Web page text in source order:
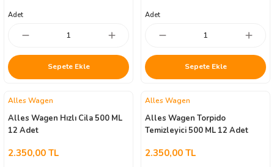
Adet
Sepete Ekle
Adet
Sepete Ekle
Alles Wagen
Alles Wagen Hızlı Cila 500 ML
12 Adet
2.350,00 TL
Alles Wagen
Alles Wagen Torpido
Temizleyici 500 ML 12 Adet
2.350,00 TL